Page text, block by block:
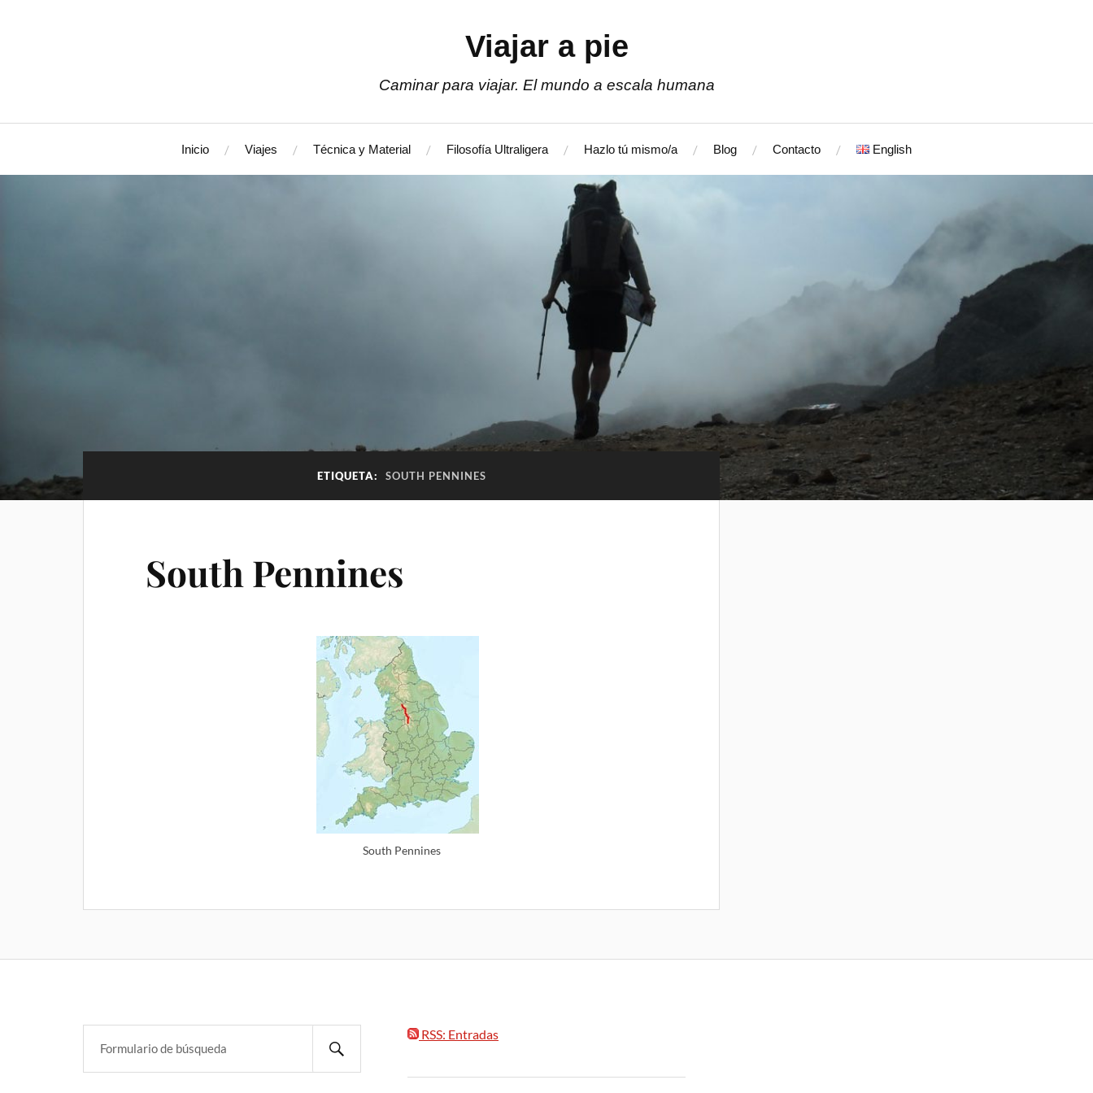
Viajar a pie
Caminar para viajar. El mundo a escala humana
Inicio Viajes Técnica y Material Filosofía Ultraligera Hazlo tú mismo/a Blog Contacto English
ETIQUETA: SOUTH PENNINES
South Pennines
South Pennines
RSS: Entradas